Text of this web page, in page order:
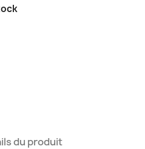
du produit